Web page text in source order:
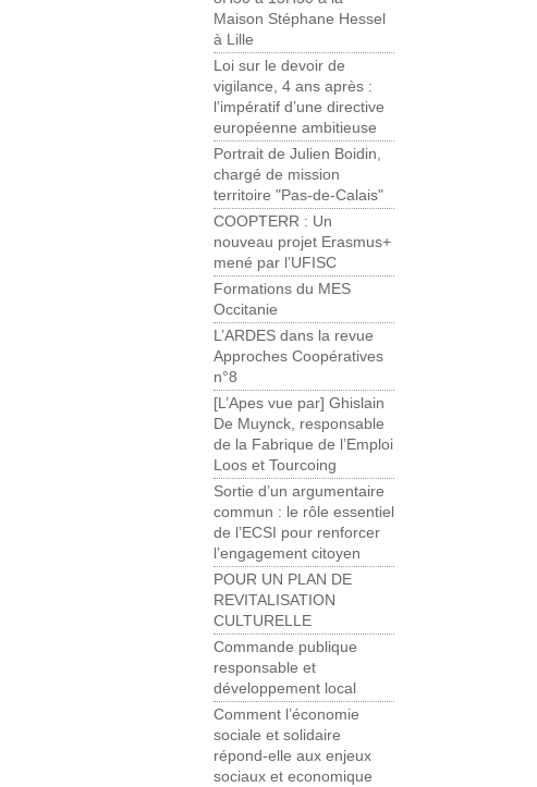
Maison Stéphane Hessel
à Lille
Loi sur le devoir de
vigilance, 4 ans après :
l’impératif d’une directive
européenne ambitieuse
Portrait de Julien Boidin,
chargé de mission
territoire "Pas-de-Calais"
COOPTERR : Un
nouveau projet Erasmus+
mené par l’UFISC
Formations du MES
Occitanie
L’ARDES dans la revue
Approches Coopératives
n°8
[L’Apes vue par] Ghislain
De Muynck, responsable
de la Fabrique de l’Emploi
Loos et Tourcoing
Sortie d’un argumentaire
commun : le rôle essentiel
de l’ECSI pour renforcer
l’engagement citoyen
POUR UN PLAN DE
REVITALISATION
CULTURELLE
Commande publique
responsable et
développement local
Comment l’économie
sociale et solidaire
répond-elle aux enjeux
sociaux et economique